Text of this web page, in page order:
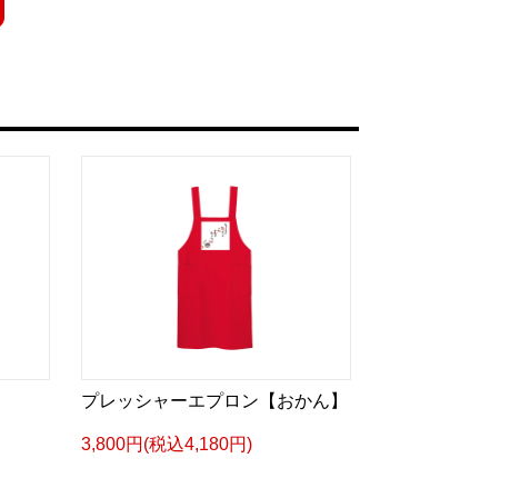
プレッシャーエプロン【おかん】
3,800円(税込4,180円)